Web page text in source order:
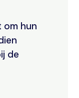
om hun
de